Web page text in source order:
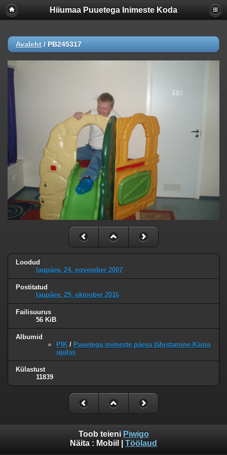
Hiiumaa Puuetega Inimeste Koda
Avaleht / PB245317
Loodud
laupäev, 24. november 2007
Postitatud
laupäev, 29. oktoober 2016
Failisuurus
56 KiB
Albumid
PIK / Puuetega inimeste päeva tähistamine Käina
ujulas
Külastust
11839
Toob teieni Piwigo
Näita : Mobiil Töölaud